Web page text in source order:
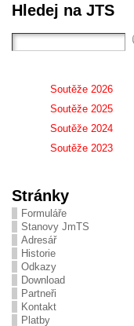
Hledej na JTS
Soutěže 2026
Soutěže 2025
Soutěže 2024
Soutěže 2023
Stránky
Formuláře
Stanovy JmTS
Adresář
Historie
Odkazy
Download
Partneři
Kontakt
Platby